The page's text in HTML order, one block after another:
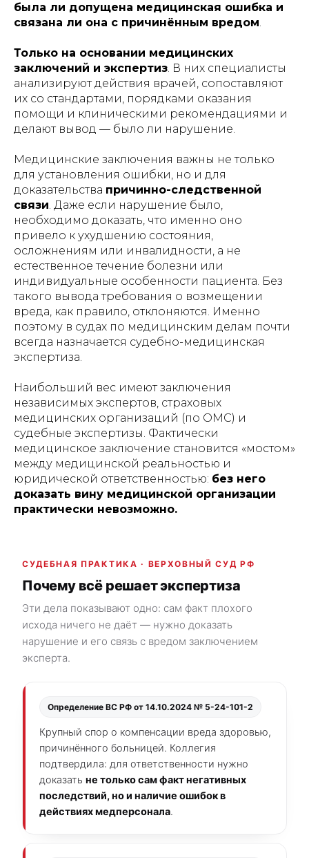
была ли допущена медицинская ошибка и
связана ли она с причинённым вредом.
Только на основании медицинских
заключений и экспертиз. В них специалисты
анализируют действия врачей, сопоставляют
их со стандартами, порядками оказания
помощи и клиническими рекомендациями и
делают вывод — было ли нарушение.
Медицинские заключения важны не только
для установления ошибки, но и для
доказательства причинно-следственной
связи. Даже если нарушение было,
необходимо доказать, что именно оно
привело к ухудшению состояния,
осложнениям или инвалидности, а не
естественное течение болезни или
индивидуальные особенности пациента. Без
такого вывода требования о возмещении
вреда, как правило, отклоняются. Именно
поэтому в судах по медицинским делам почти
всегда назначается судебно-медицинская
экспертиза.
Наибольший вес имеют заключения
независимых экспертов, страховых
медицинских организаций (по ОМС) и
судебные экспертизы. Фактически
медицинское заключение становится «мостом»
между медицинской реальностью и
юридической ответственностью: без него
доказать вину медицинской организации
практически невозможно.
СУДЕБНАЯ ПРАКТИКА · ВЕРХОВНЫЙ СУД РФ
Почему всё решает экспертиза
Эти дела показывают одно: сам факт плохого
исхода ничего не даёт — нужно доказать
нарушение и его связь с вредом заключением
эксперта.
Определение ВС РФ от 14.10.2024 № 5-24-101-2
Крупный спор о компенсации вреда здоровью,
причинённого больницей. Коллегия
подтвердила: для ответственности нужно
доказать не только сам факт негативных
последствий, но и наличие ошибок в
действиях медперсонала.